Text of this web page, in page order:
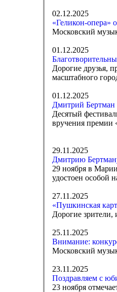
02.12.2025
«Геликон-опера»
Московский
01.12.2025
Дорогие друзья,
масштабного
01.12.2025
Дмитрий Бертман
Десятый
вручения премии
29.11.2025
Дмитрию
29 ноября в
удостоен
27.11.2025
«Пушкинская
Дорогие
25.11.2025
Внимание:
Московский
23.11.2025
Поздравляем с
23 ноября